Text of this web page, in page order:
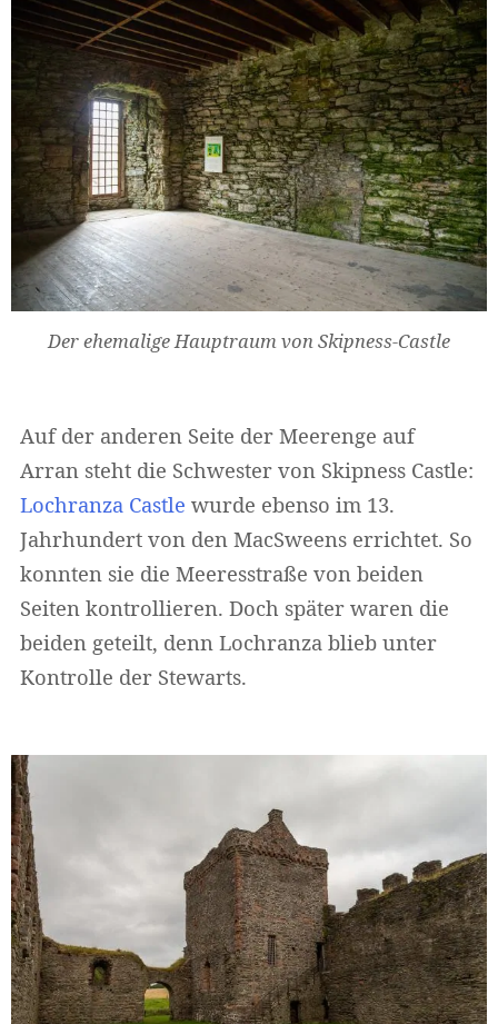
Der ehemalige Hauptraum von Skipness-Castle
Auf der anderen Seite der Meerenge auf
Arran steht die Schwester von Skipness Castle:
Lochranza Castle wurde ebenso im 13.
Jahrhundert von den MacSweens errichtet. So
konnten sie die Meeresstraße von beiden
Seiten kontrollieren. Doch später waren die
beiden geteilt, denn Lochranza blieb unter
Kontrolle der Stewarts.